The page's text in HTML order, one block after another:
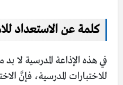
كلمة عن الاستعداد
في هذه الإذاعة المدرسية لا
للاختبارات المدرسية، فإنَّ